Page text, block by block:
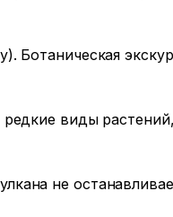
Ботаническая
виды
не